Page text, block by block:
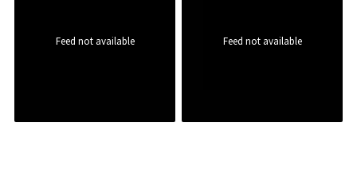
Feed not available Feed not available